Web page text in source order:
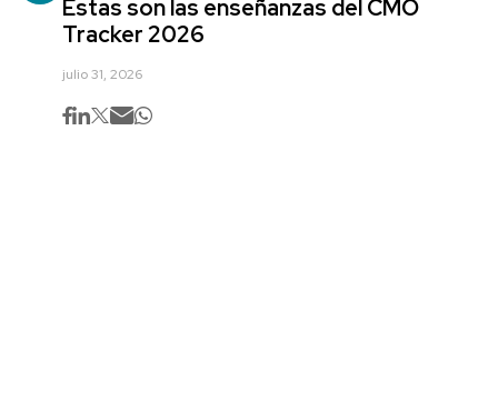
Estas son las enseñanzas del CMO
Tracker 2026
julio 31, 2026